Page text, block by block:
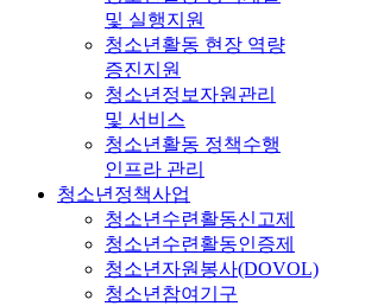
및 실행지원
청소년활동 현장 역량
증진지원
청소년정보자원관리
및 서비스
청소년활동 정책수행
인프라 관리
청소년정책사업
청소년수련활동신고제
청소년수련활동인증제
청소년자원봉사(DOVOL)
청소년참여기구